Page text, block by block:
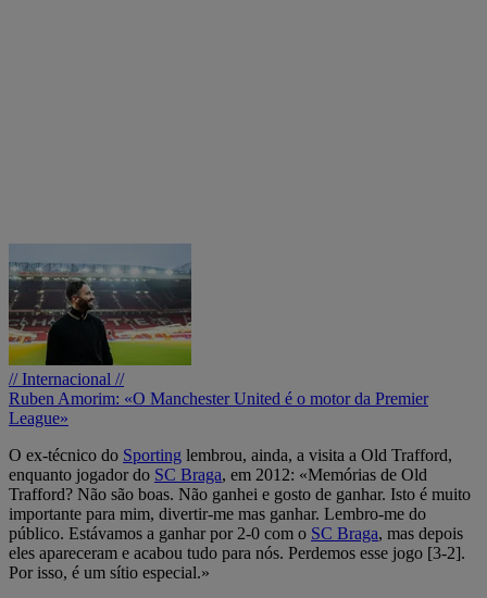
// Internacional //
Ruben Amorim: «O Manchester United é o motor da Premier
League»
O ex-técnico do Sporting lembrou, ainda, a visita a Old Trafford,
enquanto jogador do SC Braga, em 2012: «Memórias de Old
Trafford? Não são boas. Não ganhei e gosto de ganhar. Isto é muito
importante para mim, divertir-me mas ganhar. Lembro-me do
público. Estávamos a ganhar por 2-0 com o SC Braga, mas depois
eles apareceram e acabou tudo para nós. Perdemos esse jogo [3-2].
Por isso, é um sítio especial.»